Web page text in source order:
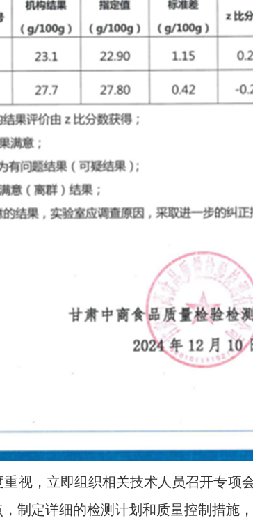
视，立即组织相关技术人员召开专项
制定详细的检测计划和质量控制措施